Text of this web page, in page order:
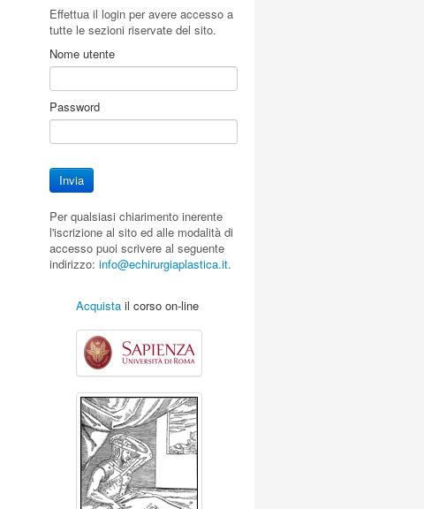
Metodiche mi­ Metodiche
Effettua il login per avere accesso a
tutte le sezioni riservate del sito.
Nome utente
Password
Per qualsiasi chiarimento inerente
l'iscrizione al sito ed alle modalità di
accesso puoi scrivere al seguente
indirizzo:info@echirurgiaplastica.it.
Acquista il corso on-line